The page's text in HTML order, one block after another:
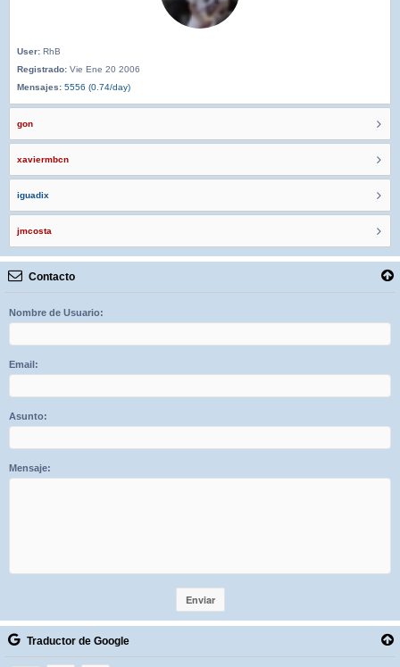
User: RhB
Registrado: Vie Ene 20 2006
Mensajes: 5556 (0.74/day)
gon
xaviermbcn
iguadix
jmcosta
Contacto
Nombre de Usuario:
Email:
Asunto:
Mensaje:
Traductor de Google